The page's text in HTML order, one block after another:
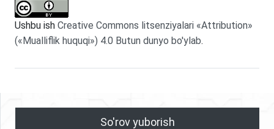
Ushbu ish Creative Commons litsenziyalari «Attribution»
(«Mualliflik huquqi») 4.0 Butun dunyo bo'ylab.
So'rov yuborish